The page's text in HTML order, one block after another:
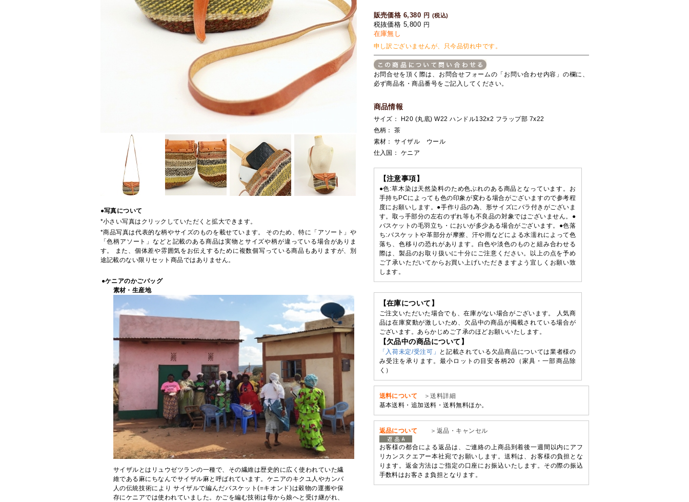
●写真について
*小さい写真はクリックしていただくと拡大できます。
*商品写真は代表的な柄やサイズのものを載せています。 そのため、特に「アソート」や
「色柄アソート」などと記載のある商品は実物とサイズや柄が違っている場合がありま
す。 また、個体差や雰囲気をお伝えするために複数個写っている商品もありますが、別
途記載のない限りセット商品ではありません。
●ケニアのかごバッグ
素材・生産地
サイザルとはリュウゼツランの一種で、その繊維は歴史的に広く使われていた繊
維である麻にちなんでサイザル麻と呼ばれています。ケニアのキクユ人やカンバ
人の伝統技術により サイザルで編んだバスケット(=キオンド)は穀物の運搬や保
存にケニアでは使われていました。かごを編む技術は母から娘へと受け継がれ、
販売価格 6,380 円 (税込)
税抜価格 5,800 円
在庫無し
申し訳ございませんが、只今品切れ中です。
お問合せを頂く際は、お問合せフォームの「お問い合わせ内容」の欄に、
必ず商品名・商品番号をご記入してください。
商品情報
サイズ： H20 (丸底) W22 ハンドル132x2 フラップ部 7x22
色柄： 茶
素材： サイザル ウール
仕入国： ケニア
【注意事項】
●色:草木染は天然染料のため色ぶれのある商品となっています。お
手持ちPCによっても色の印象が変わる場合がございますので参考程
度にお願いします。●手作り品の為、形サイズにバラ付きがございま
す。取っ手部分の左右のずれ等も不良品の対象ではございません。●
バスケットの毛羽立ち・においが多少ある場合がございます。●色落
ち:バスケットや革部分が摩擦、汗や雨などによる水濡れによって色
落ち、色移りの恐れがあります。白色や淡色のものと組み合わせる
際は、製品のお取り扱いに十分にご注意ください。以上の点を予め
ご了承いただいてからお買い上げいただきますよう宜しくお願い致
します。
【在庫について】
ご注文いただいた場合でも、在庫がない場合がございます。 人気商
品は在庫変動が激しいため、欠品中の商品が掲載されている場合が
ございます。あらかじめご了承のほどお願いいたします。
【欠品中の商品について】
「入荷未定/受注可」
と記載されている欠品商品については業者様の
み受注を承ります。最小ロットの目安各柄20（家具・一部商品除
く）
送料について
＞送料詳細
基本送料・追加送料・送料無料ほか。
返品について ＞返品・キャンセル
お客様の都合による返品は、ご連絡の上商品到着後一週間以内にアフ
リカンスクエアー本社宛でお願いします。送料は、お客様の負担とな
ります。返金方法はご指定の口座にお振込いたします。その際の振込
手数料はお客さま負担となります。